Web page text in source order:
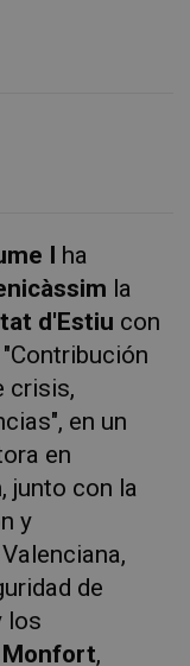
I ha
la
d'Estiu con
crisis,
en un
en
, junto con la
y
de
los
Monfort,